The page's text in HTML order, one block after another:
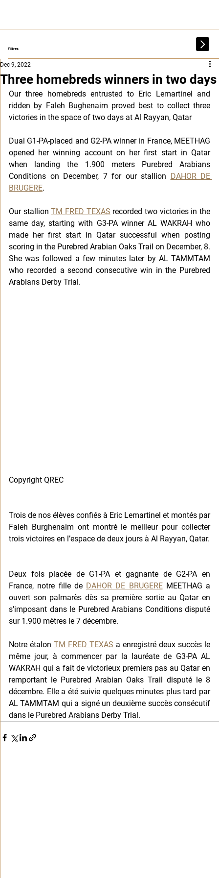
Filtres
Three homebreds winners in two days
Dec 9, 2022
Our three homebreds entrusted to Eric Lemartinel and
ridden by Faleh Bughenaim proved best to collect three
victories in the space of two days at Al Rayyan, Qatar
Dual G1-PA-placed and G2-PA winner in France, MEETHAG
opened her winning account on her first start in Qatar
when landing the 1.900 meters Purebred Arabians
Conditions on December, 7 for our stallion DAHOR DE
BRUGERE.
Our stallion TM FRED TEXAS recorded two victories in the
same day, starting with G3-PA winner AL WAKRAH who
made her first start in Qatar successful when posting
scoring in the Purebred Arabian Oaks Trail on December, 8.
She was followed a few minutes later by AL TAMMTAM
who recorded a second consecutive win in the Purebred
Arabians Derby Trial.
Copyright QREC
Trois de nos élèves confiés à Eric Lemartinel et montés par
Faleh Burghenaim ont montré le meilleur pour collecter
Deux fois placée de G1-PA et gagnante de G2-PA en
France, notre fille de DAHOR DE BRUGERE MEETHAG a
ouvert son palmarès dès sa première sortie au Qatar en
s’imposant dans le Purebred Arabians Conditions disputé
sur 1.900 mètres le 7 décembre.
Notre étalon TM FRED TEXAS a enregistré deux succès le
même jour, à commencer par la lauréate de G3-PA AL
WAKRAH qui a fait de victorieux premiers pas au Qatar en
remportant le Purebred Arabian Oaks Trail disputé le 8
décembre. Elle a été suivie quelques minutes plus tard par
AL TAMMTAM qui a signé un deuxième succès consécutif
dans le Purebred Arabians Derby Trial.